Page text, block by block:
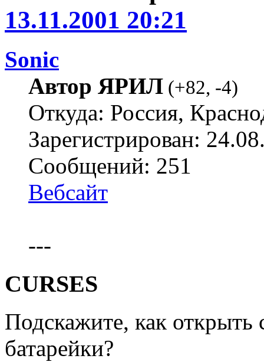
13.11.2001 20:21
Sonic
Автор ЯРИЛ (+82, -4)
Откуда: Россия,
Зарегистрирован:
Сообщений: 251
Вебсайт
---
CURSES
Подскажите, как открыть
батарейки?